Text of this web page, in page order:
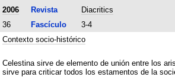
2006 Revista
Diacritics
36 Fascículo
3-4
Contexto socio-histórico
Celestina sirve de elemento de unión entre los
sirve para criticar todos los estamentos de la